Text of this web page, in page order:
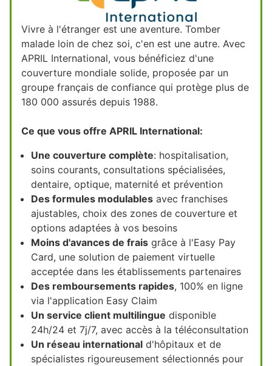
Vivre à l'étranger est une aventure. Tomber
malade loin de chez soi, c'en est une autre. Avec
APRIL International, vous bénéficiez d'une
couverture mondiale solide, proposée par un
groupe français de confiance qui protège plus de
180 000 assurés depuis 1988.
Ce que vous offre APRIL International:
Une couverture complète: hospitalisation,
soins courants, consultations spécialisées,
dentaire, optique, maternité et prévention
Des formules modulables avec franchises
ajustables, choix des zones de couverture et
options adaptées à vos besoins
Moins d'avances de frais grâce à l'Easy Pay
Card, une solution de paiement virtuelle
acceptée dans les établissements partenaires
Des remboursements rapides, 100% en ligne
via l'application Easy Claim
Un service client multilingue disponible
24h/24 et 7j/7, avec accès à la téléconsultation
Un réseau international d'hôpitaux et de
spécialistes rigoureusement sélectionnés pour